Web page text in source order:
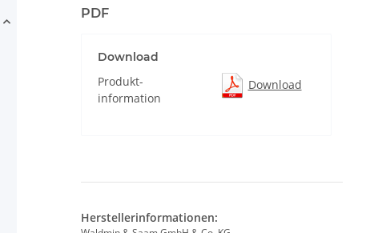
PDF
Download
Produkt-
information
Download
Herstellerinformationen: